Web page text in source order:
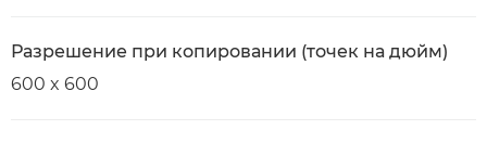
Разрешение при копировании (точек на дюйм)
600 x 600